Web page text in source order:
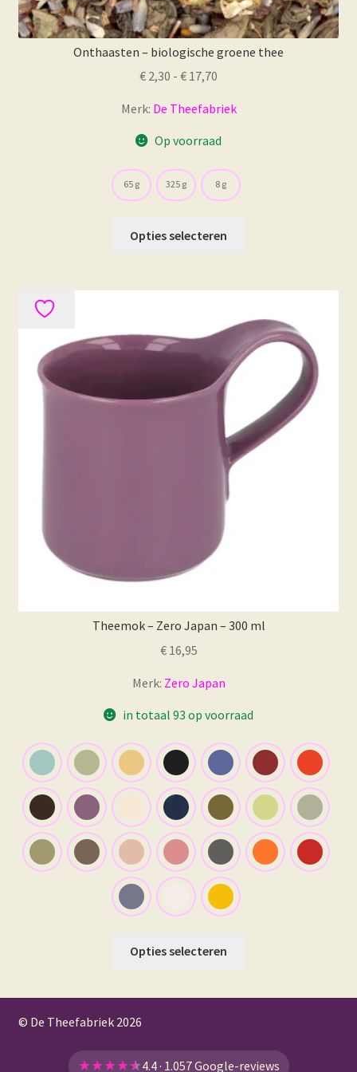
Onthaasten – biologische groene thee
€ 2,30 - € 17,70
tot
€ 17,70
Merk: De Theefabriek
Op voorraad
65 g 325 g 8 g
Opties selecteren
Deze
optie
kan
gekozen
worden
op
de
Theemok – Zero Japan – 300 ml
€16,95
Merk: Zero Japan
in totaal 93 op voorraad
Opties selecteren
meerdere
optie
© De Theefabriek 2026
★★★★★4.4 · 1.057 Google-reviews